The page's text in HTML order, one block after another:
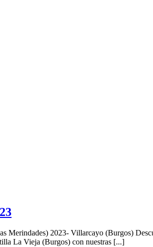
2023- Villarcayo (Burgos)
La Vieja (Burgos) con nuestras [...]